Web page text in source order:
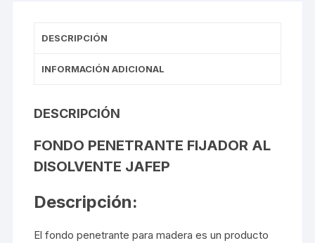
DESCRIPCIÓN
INFORMACIÓN ADICIONAL
DESCRIPCIÓN
FONDO PENETRANTE FIJADOR AL
DISOLVENTE JAFEP
Descripción:
El fondo penetrante para madera es un producto